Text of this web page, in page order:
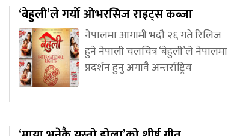
‘बेहुली’ले गर्यो ओभरसिज राइट्स कब्जा
नेपालमा आगामी भदौ २६ गते रिलिज
हुने नेपाली चलचित्र ‘बेहुली’ले नेपालमा
प्रदर्शन हुनु अगावै अन्तर्राष्ट्रिय